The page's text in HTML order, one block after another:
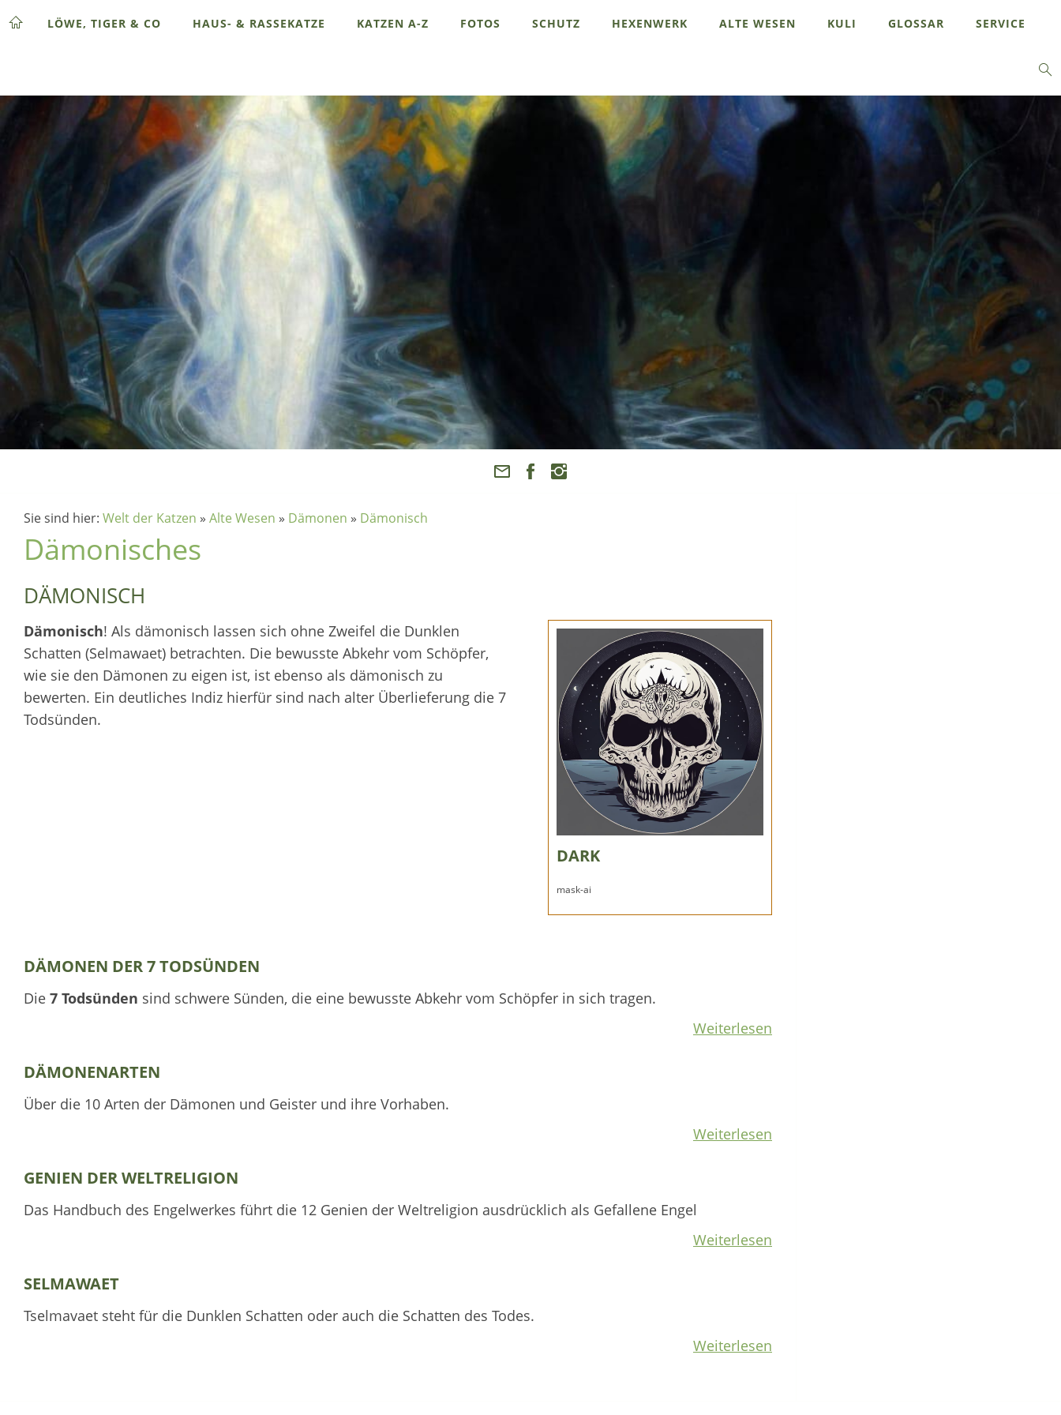
LÖWE, TIGER & CO HAUS- & RASSEKATZE KATZEN A-Z FOTOS SCHUTZ HEXENWERK ALTE WESEN KULI GLOSSAR SERVICE
Sie sind hier: Welt der Katzen » Alte Wesen » Dämonen » Dämonisch
Dämonisches
DÄMONISCH
DARK
mask-ai
Dämonisch! Als dämonisch lassen sich ohne Zweifel die Dunklen
Schatten (Selmawaet) betrachten. Die bewusste Abkehr vom Schöpfer,
wie sie den Dämonen zu eigen ist, ist ebenso als dämonisch zu
bewerten. Ein deutliches Indiz hierfür sind nach alter Überlieferung die 7
Todsünden.
DÄMONEN DER 7 TODSÜNDEN
Die 7 Todsünden sind schwere Sünden, die eine bewusste Abkehr vom Schöpfer in sich tragen.
Weiterlesen
DÄMONENARTEN
Über die 10 Arten der Dämonen und Geister und ihre Vorhaben.
Weiterlesen
GENIEN DER WELTRELIGION
Das Handbuch des Engelwerkes führt die 12 Genien der Weltreligion ausdrücklich als Gefallene Engel
Weiterlesen
SELMAWAET
Tselmavaet steht für die Dunklen Schatten oder auch die Schatten des Todes.
Weiterlesen